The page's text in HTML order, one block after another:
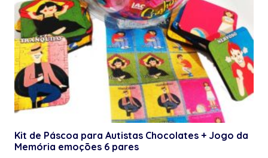
Kit de Páscoa para Autistas Chocolates + Jogo da
Memória emoções 6 pares